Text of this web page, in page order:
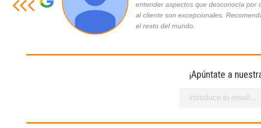
entender aspectos que desconocía por
al cliente son excepcionales.
el resto del mundo.
¡Apúntate a